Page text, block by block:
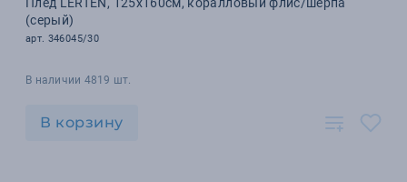
(серый)
арт. 346045/30
В наличии 4819 шт.
В корзину